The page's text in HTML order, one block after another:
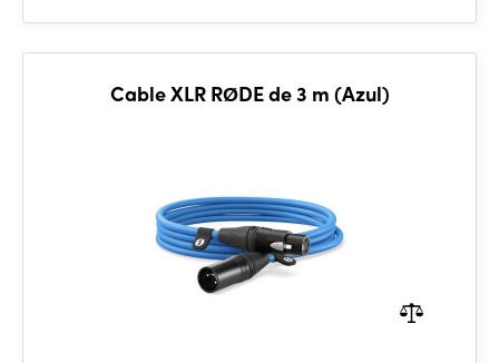
Cable XLR RØDE de 3 m (Azul)